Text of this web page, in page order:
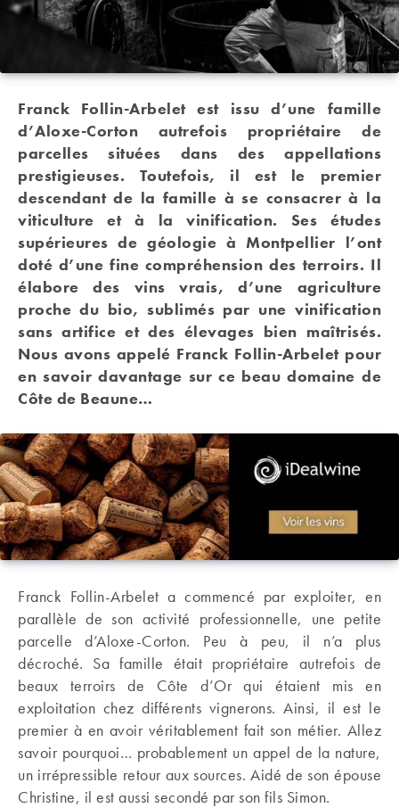
Franck Follin-Arbelet est issu d’une famille
d’Aloxe-Corton autrefois propriétaire de
parcelles situées dans des appellations
prestigieuses. Toutefois, il est le premier
descendant de la famille à se consacrer à la
viticulture et à la vinification. Ses études
supérieures de géologie à Montpellier l’ont
doté d’une fine compréhension des terroirs. Il
élabore des vins vrais, d’une agriculture
proche du bio, sublimés par une vinification
sans artifice et des élevages bien maîtrisés.
Nous avons appelé Franck Follin-Arbelet pour
en savoir davantage sur ce beau domaine de
Côte de Beaune…
Franck Follin-Arbelet a commencé par exploiter, en
parallèle de son activité professionnelle, une petite
parcelle d’Aloxe-Corton. Peu à peu, il n’a plus
décroché. Sa famille était propriétaire autrefois de
beaux terroirs de Côte d’Or qui étaient mis en
exploitation chez différents vignerons. Ainsi, il est le
premier à en avoir véritablement fait son métier. Allez
savoir pourquoi… probablement un appel de la nature,
un irrépressible retour aux sources. Aidé de son épouse
Christine, il est aussi secondé par son fils Simon.